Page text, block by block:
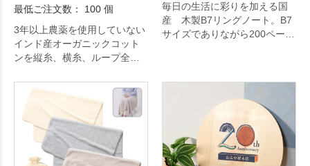
最低ご注文数： 100 個
3年以上農薬を使用していない
インド産オーガニックコット
ンを縦糸、横糸、ループ全て
タオルです。
毎日の生活に彩りを加える国
産 木製B7リングノート。B7
サイズでありながら200ページ
ングノート。表紙及び裏表紙
に国産杉の間伐材を使用して
おり、全て紙製のノートとは
ひと味違った雰囲気で差別化
を図ってみてはいかがでしょ